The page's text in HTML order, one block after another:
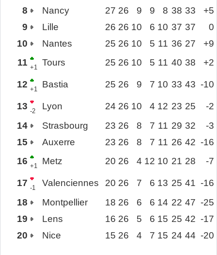
8
Nancy 27 26 9 9 8 38 33
+5
9
Lille 26 26 10 6 10 37 37
0
10
Nantes 25 26 10 5 11 36 27
+9
11 +1 Tours 25 26 10 5 11 40 38 +2
12 +1 Bastia 25 26 9 7 10 33 43 -10
13 -2 Lyon 24 26 10 4 12 23 25
-2
14
Strasbourg 23 26 8 7 11 29 32
-3
15
Auxerre 23 26 8 7 11 26 42 -16
16 +1 Metz 20 26 4 12 10 21 28 -7
17 -1 Valenciennes 20 26 7 6 13 25 41 -16
18
Montpellier 18 26 6 6 14 22 47 -25
19
Lens 16 26 5 6 15 25 42 -17
20
Nice 15 26 4 7 15 24 44 -20